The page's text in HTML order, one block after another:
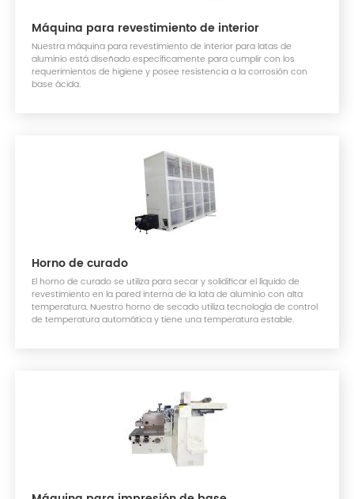
Máquina para revestimiento de interior
Nuestra máquina para revestimiento de interior para latas de
aluminio está diseñado específicamente para cumplir con los
requerimientos de higiene y posee resistencia a la corrosión con
base ácida.
Horno de curado
El horno de curado se utiliza para secar y solidificar el líquido de
revestimiento en la pared interna de la lata de aluminio con alta
temperatura. Nuestro horno de secado utiliza tecnología de control
de temperatura automática y tiene una temperatura estable.